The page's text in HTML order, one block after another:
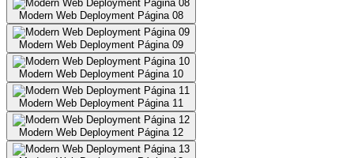
Modern Web Deployment Página 08
Modern Web Deployment Página 09
Modern Web Deployment Página 10
Modern Web Deployment Página 11
Modern Web Deployment Página 12